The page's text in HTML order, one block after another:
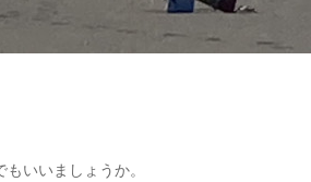
いいましょうか。